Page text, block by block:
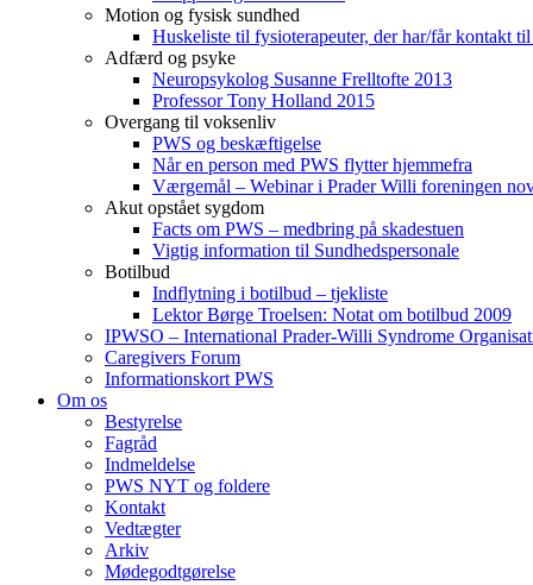
Motion og fysisk sundhed
Huskeliste til fysioterapeuter, der har/får kontakt
Adfærd og psyke
Neuropsykolog Susanne Frelltofte 2013
Professor Tony Holland 2015
Overgang til voksenliv
PWS og beskæftigelse
Når en person med PWS flytter hjemmefra
Værgemål – Webinar i Prader Willi foreningen
Akut opstået sygdom
Facts om PWS – medbring på skadestuen
Vigtig information til Sundhedspersonale
Botilbud
Indflytning i botilbud – tjekliste
Lektor Børge Troelsen: Notat om botilbud 2009
IPWSO – International Prader-Willi Syndrome
Caregivers Forum
Informationskort PWS
Om os
Bestyrelse
Fagråd
Indmeldelse
PWS NYT og foldere
Kontakt
Vedtægter
Arkiv
Mødegodtgørelse